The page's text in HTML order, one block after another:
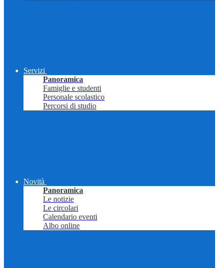
Servizi
Panoramica
Famiglie e studenti
Personale scolastico
Percorsi di studio
Novità
Panoramica
Le notizie
Le circolari
Calendario eventi
Albo online